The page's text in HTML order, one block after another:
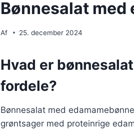
Bønnesalat med
Af 25. december 2024
Hvad er
fordele?
Bønnesalat med
grøntsager med proteinrige